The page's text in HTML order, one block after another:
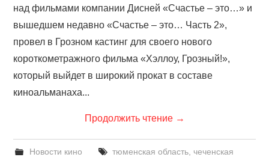
над фильмами компании Дисней «Счастье – это…» и
вышедшем недавно «Счастье – это… Часть 2»,
провел в Грозном кастинг для своего нового
короткометражного фильма «Хэллоу, Грозный!»,
который выйдет в широкий прокат в составе
киноальманаха...
Продолжить чтение →
Новости кино тюменская область, чеченская